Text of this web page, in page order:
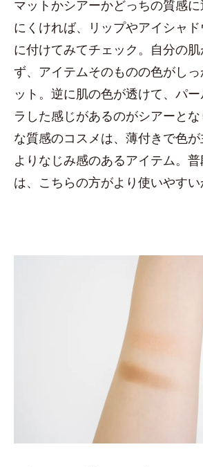
マットかシアーかどっちの質感
にくければ、リップやアイシャ
に付けてみてチェック。自分の
ず、アイテムそのものの色がし
ット。逆に肌の色が透けて、パ
ラした感じがあるのがシアーと
な質感のコスメは、薄付きで色が
よりなじみ感のあるアイテム。
は、こちらの方がより使いやすい